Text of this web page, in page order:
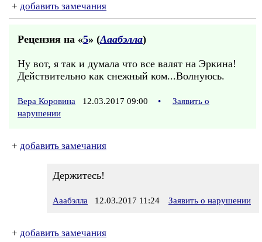
+ добавить замечания
Рецензия на «5» (Ааабэлла)
Ну вот, я так и думала что все валят на Эркина!
Действительно как снежный ком...Волнуюсь.
Вера Коровина 12.03.2017 09:00 •
Заявить о
нарушении
+ добавить замечания
Держитесь!
Ааабэлла 12.03.2017 11:24 Заявить о нарушении
+ добавить замечания